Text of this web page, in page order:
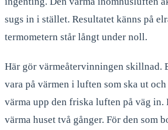
sugs in i stället. Resultatet känns på
termometern står långt under noll.
Här gör värmeåtervinningen skillnad.
vara på värmen i luften som ska ut
värma upp den friska luften på väg in.
värma huset två gånger. För den som